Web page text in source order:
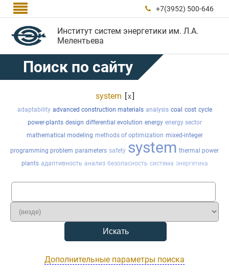
  +7(3952) 500-646
Институт систем энергетики им. Л.А.
Мелентьева
Поиск по сайту
system [x]
adaptability advanced construction materials analysis coal cost cycle
power-plants design differential evolution energy energy sector
mathematical modeling methods of optimization mixed-integer
programming problem parameters safety system thermal power
plants адаптивность анализ безопасность система энергетика
Дополнительные параметры поиска